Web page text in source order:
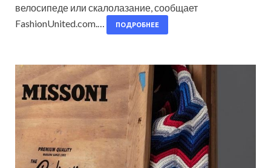
велосипеде или скалолазание, сообщает
FashionUnited.com.…
ПОДРОБНЕЕ